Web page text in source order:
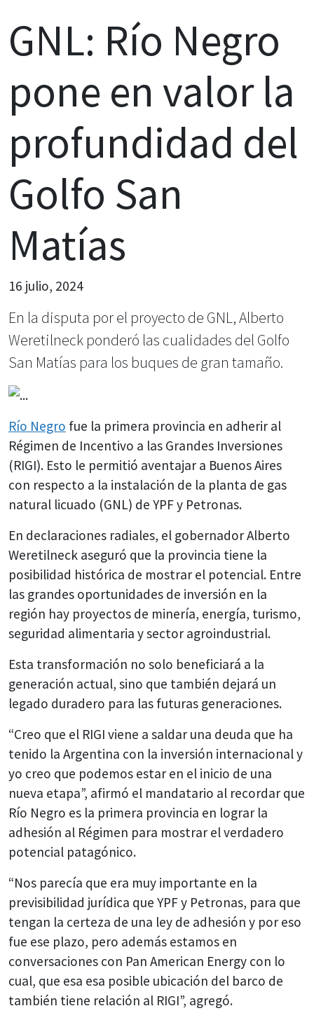
GNL: Río Negro
pone en valor la
profundidad del
Golfo San
Matías
16 julio, 2024
En la disputa por el proyecto de GNL, Alberto
Weretilneck ponderó las cualidades del Golfo
San Matías para los buques de gran tamaño.
Río Negro fue la primera provincia en adherir al
Régimen de Incentivo a las Grandes Inversiones
(RIGI). Esto le permitió aventajar a Buenos Aires
con respecto a la instalación de la planta de gas
natural licuado (GNL) de YPF y Petronas.
En declaraciones radiales, el gobernador Alberto
Weretilneck aseguró que la provincia tiene la
posibilidad histórica de mostrar el potencial. Entre
las grandes oportunidades de inversión en la
región hay proyectos de minería, energía, turismo,
seguridad alimentaria y sector agroindustrial.
Esta transformación no solo beneficiará a la
generación actual, sino que también dejará un
legado duradero para las futuras generaciones.
“Creo que el RIGI viene a saldar una deuda que ha
tenido la Argentina con la inversión internacional y
yo creo que podemos estar en el inicio de una
nueva etapa”, afirmó el mandatario al recordar que
Río Negro es la primera provincia en lograr la
adhesión al Régimen para mostrar el verdadero
potencial patagónico.
“Nos parecía que era muy importante en la
previsibilidad jurídica que YPF y Petronas, para que
tengan la certeza de una ley de adhesión y por eso
fue ese plazo, pero además estamos en
conversaciones con Pan American Energy con lo
cual, que esa esa posible ubicación del barco de
también tiene relación al RIGI”, agregó.